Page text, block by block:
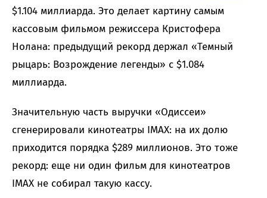
$1.104 миллиарда. Это делает картину самым
кассовым фильмом режиссера Кристофера
Нолана: предыдущий рекорд держал «Темный
рыцарь: Возрождение легенды» с $1.084
миллиарда.
Значительную часть выручки «Одиссеи»
сгенерировали кинотеатры IMAX: на их долю
приходится порядка $289 миллионов. Это тоже
рекорд: еще ни один фильм для кинотеатров
IMAX не собирал такую кассу.